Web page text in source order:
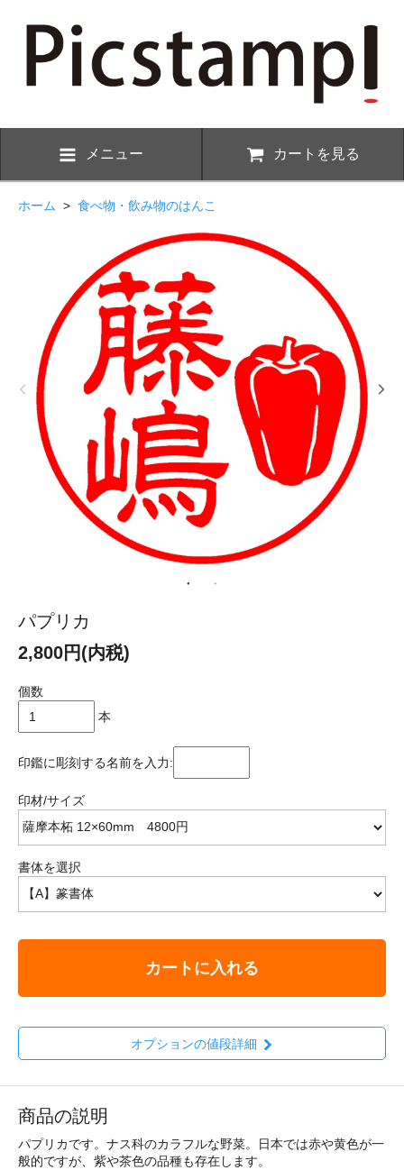
メニュー カートを見る
ホーム > 食べ物・飲み物のはんこ
パプリカ
2,800円(内税)
個数
本
印鑑に彫刻する名前を入力:
印材/サイズ
書体を選択
カートに入れる
オプションの値段詳細
商品の説明
パプリカです。ナス科のカラフルな野菜。日本では赤や黄色が一
般的ですが、紫や茶色の品種も存在します。